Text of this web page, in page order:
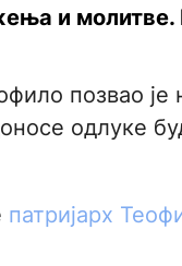
и
позвао
одлуке
патријарх